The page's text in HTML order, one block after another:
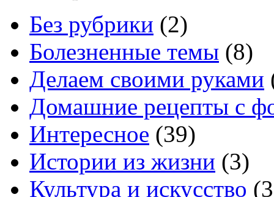
Без рубрики (2)
Болезненные темы (8)
Делаем своими руками
Домашние рецепты с
Интересное (39)
Истории из жизни (3)
Культура и искусство